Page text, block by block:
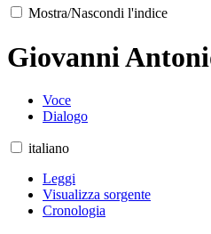
Mostra/Nascondi l'indice
Giovanni
Voce
Dialogo
italiano
Leggi
Visualizza sorgente
Cronologia